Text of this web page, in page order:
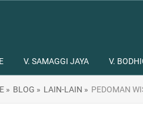
V. SAMAGGI JAYA V.
» BLOG » LAIN-LAIN » PEDOMAN